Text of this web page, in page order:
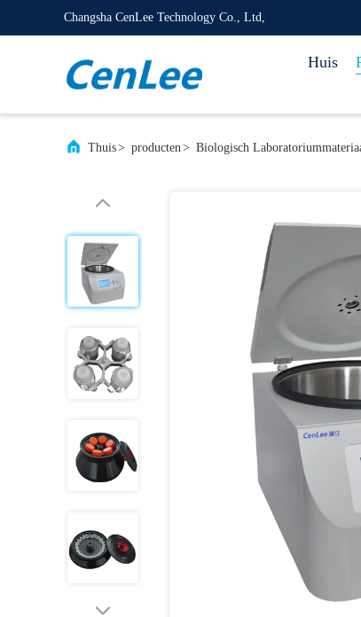
Changsha CenLee Technology Co., Ltd,
Huis
Thuis> producten> Biologisch